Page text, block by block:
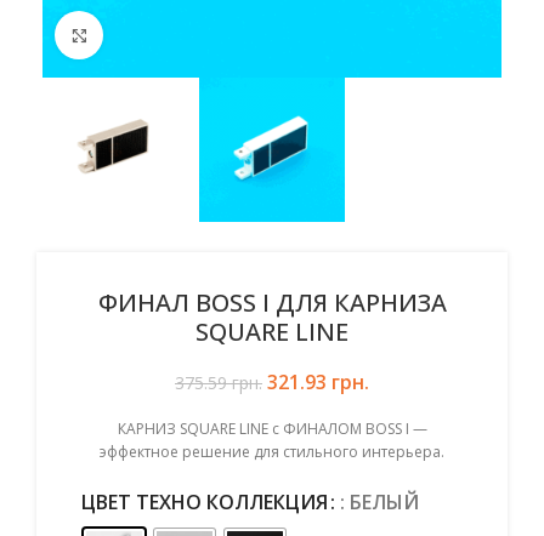
ФИНАЛ BOSS I ДЛЯ КАРНИЗА
SQUARE LINE
375.59грн.
Первоначальная цена
321.93 грн.
КАРНИЗ SQUARE LINE с ФИНАЛОМ BOSS I —
эффектное решение для стильного интерьера.
ЦВЕТ ТЕХНО КОЛЛЕКЦИЯ : БЕЛЫЙ